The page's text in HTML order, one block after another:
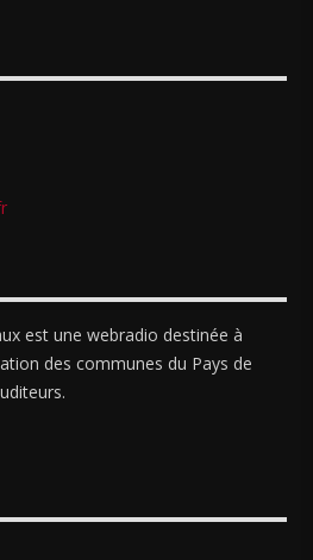
est une webradio destinée à
des communes du Pays de